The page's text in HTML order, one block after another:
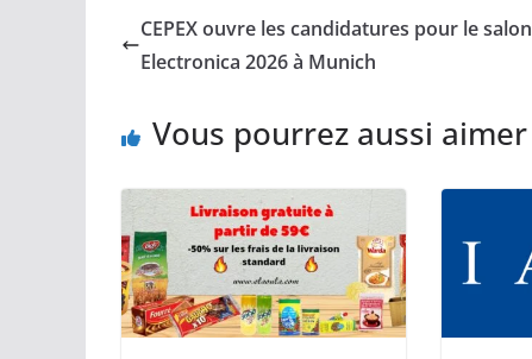
CEPEX ouvre les candidatures pour le salon
Electronica 2026 à Munich
Vous pourrez aussi aimer